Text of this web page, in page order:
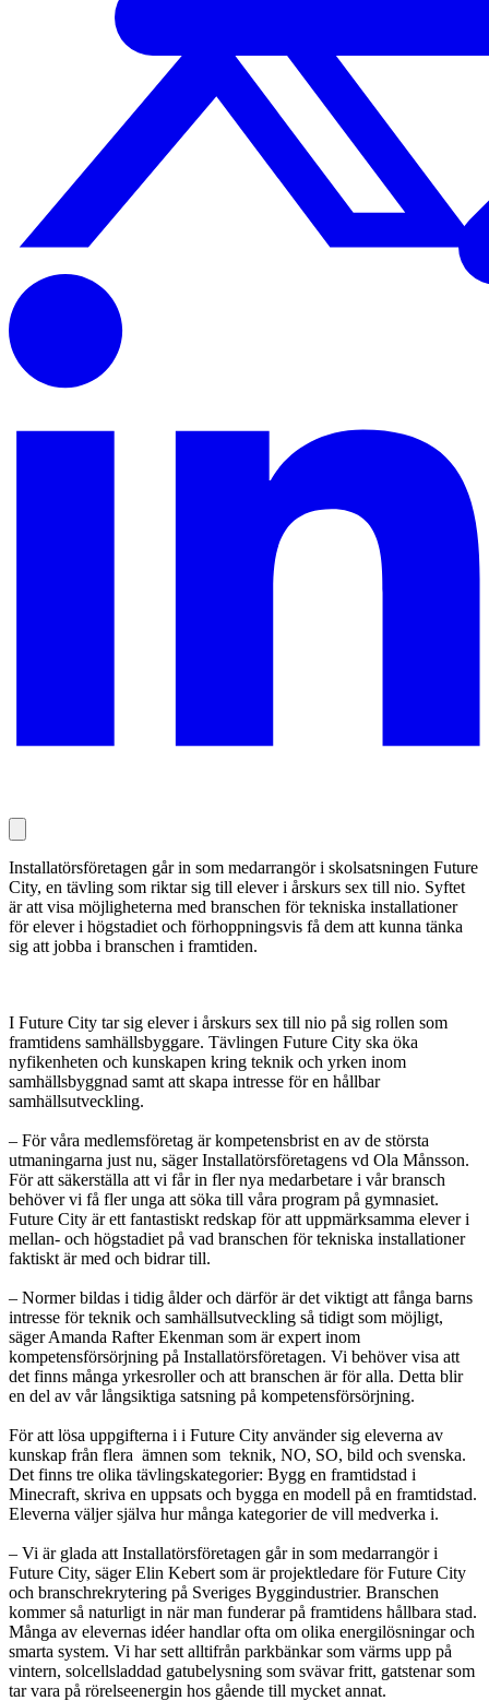
Installatörsföretagen går in som medarrangör i skolsatsningen Future
City, en tävling som riktar sig till elever i årskurs sex till nio. Syftet
är att visa möjligheterna med branschen för tekniska installationer
för elever i högstadiet och förhoppningsvis få dem att kunna tänka
sig att jobba i branschen i framtiden.
I Future City tar sig elever i årskurs sex till nio på sig rollen som
framtidens samhällsbyggare. Tävlingen Future City ska öka
nyfikenheten och kunskapen kring teknik och yrken inom
samhällsbyggnad samt att skapa intresse för en hållbar
samhällsutveckling.
– För våra medlemsföretag är kompetensbrist en av de största
utmaningarna just nu, säger Installatörsföretagens vd Ola Månsson.
För att säkerställa att vi får in fler nya medarbetare i vår bransch
behöver vi få fler unga att söka till våra program på gymnasiet.
Future City är ett fantastiskt redskap för att uppmärksamma elever i
mellan- och högstadiet på vad branschen för tekniska installationer
faktiskt är med och bidrar till.
– Normer bildas i tidig ålder och därför är det viktigt att fånga barns
intresse för teknik och samhällsutveckling så tidigt som möjligt,
säger Amanda Rafter Ekenman som är expert inom
kompetensförsörjning på Installatörsföretagen. Vi behöver visa att
det finns många yrkesroller och att branschen är för alla. Detta blir
en del av vår långsiktiga satsning på kompetensförsörjning.
För att lösa uppgifterna i i Future City använder sig eleverna av
kunskap från flera ämnen som teknik, NO, SO, bild och svenska.
Det finns tre olika tävlingskategorier: Bygg en framtidstad i
Minecraft, skriva en uppsats och bygga en modell på en framtidstad.
Eleverna väljer själva hur många kategorier de vill medverka i.
– Vi är glada att Installatörsföretagen går in som medarrangör i
Future City, säger Elin Kebert som är projektledare för Future City
och branschrekrytering på Sveriges Byggindustrier. Branschen
kommer så naturligt in när man funderar på framtidens hållbara stad.
Många av elevernas idéer handlar ofta om olika energilösningar och
smarta system. Vi har sett alltifrån parkbänkar som värms upp på
vintern, solcellsladdad gatubelysning som svävar fritt, gatstenar som
tar vara på rörelseenergin hos gående till mycket annat.